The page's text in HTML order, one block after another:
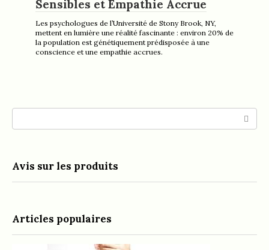
Sensibles et Empathie Accrue
Les psychologues de l’Université de Stony Brook, NY,
mettent en lumière une réalité fascinante : environ 20% de
la population est génétiquement prédisposée à une
conscience et une empathie accrues.
Avis sur les produits
Articles populaires